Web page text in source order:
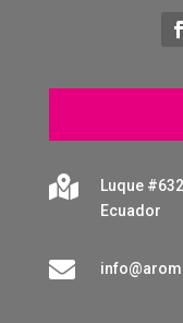

Luque
Ecuador
